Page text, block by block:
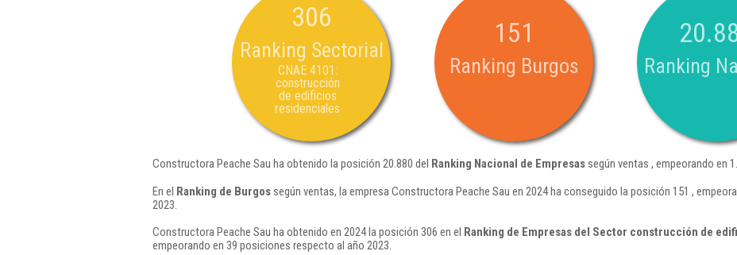
306
Ranking Sectorial
CNAE 4101:
construcción
de edificios
residenciales
151
Ranking Burgos Ranking
Constructora Peache Sau ha obtenido la posición 20.880 del Ranking Nacional de Empresassegún ventas , empeorando en
En el Ranking de Burgossegún ventas, la empresa Constructora Peache Sau en 2024 ha conseguido la posición 151 ,
2023.
Constructora Peache Sau ha obtenido en 2024 la posición 306 en el Ranking de Empresas del Sector construcción de
empeorando en 39 posiciones respecto al año 2023.